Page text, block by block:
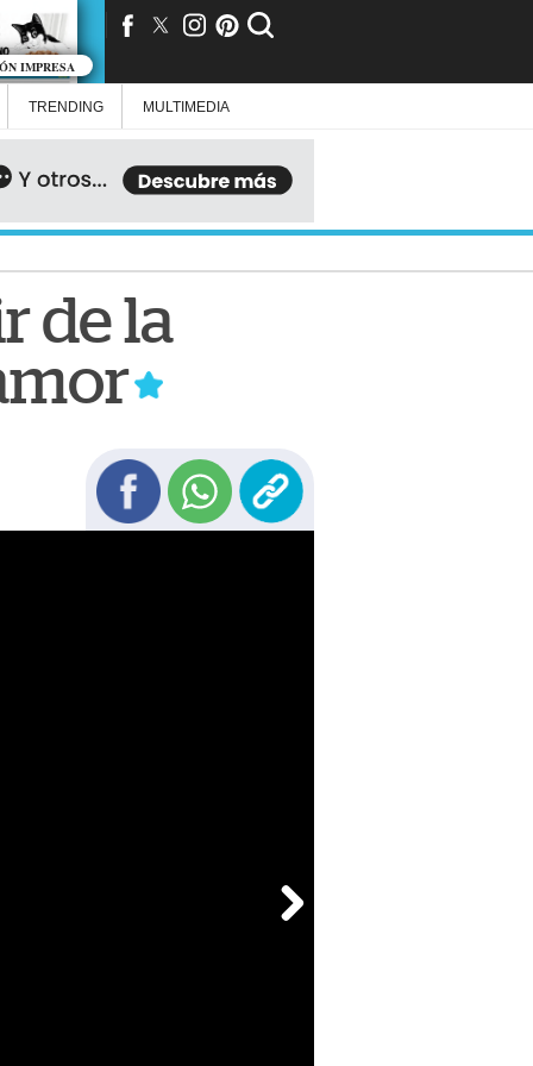
IMPRESA
TRENDING MULTIMEDIA
de la